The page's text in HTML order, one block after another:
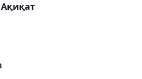
Ақиқат